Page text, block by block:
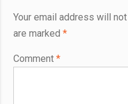
Your email address will
are marked *
Comment *